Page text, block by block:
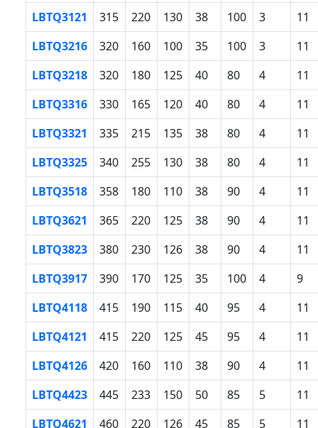
LBTQ3121
315 220 130 38 100 3
11
LBTQ3216
320 160 100 35 100 3
11
LBTQ3218
320 180 125 40 80 4
11
LBTQ3316
330 165 120 40 80 4
11
LBTQ3321
335 215 135 38 80 4
11
LBTQ3325
340 255 130 38 80 4
11
LBTQ3518
358 180 110 38 90 4
11
LBTQ3621
365 220 125 38 90 4
11
LBTQ3823
380 230 126 38 90 4
11
LBTQ3917
390 170 125 35 100 4
9
LBTQ4118
415 190 115 40 95 4
11
LBTQ4121
415 220 125 45 95 4
11
LBTQ4126
420 160 110 38 90 4
11
LBTQ4423
445 233 150 50 85 5
11
LBTQ4621
460 220 126 45 85 5
11